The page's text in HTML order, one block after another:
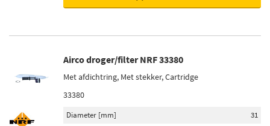
Airco droger/filter NRF 33380
Met afdichtring, Met stekker, Cartridge
33380
Diameter [mm]
31